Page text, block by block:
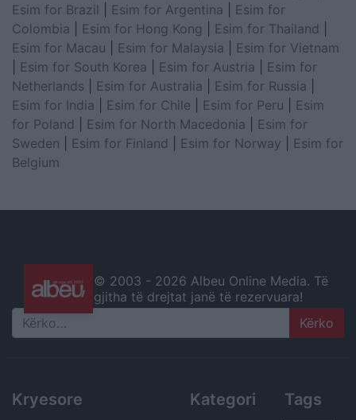
Esim for Brazil
Esim for Argentina
Esim for
Colombia
Esim for Hong Kong Esim for Thailand
Esim for Macau
Esim for Malaysia
Esim for Vietnam
Esim for South Korea Esim for Austria
Esim for
Netherlands
Esim for Australia Esim for Russia
Esim for India
Esim for Chile Esim for Peru
Esim
for Poland
Esim for North Macedonia
Esim for
Sweden
Esim for Finland Esim for Norway
Esim for
Belgium
© 2003 - 2026 Albeu Online Media. Të
gjitha të drejtat janë të rezervuara!
Search
Kryesore Kategori Tags